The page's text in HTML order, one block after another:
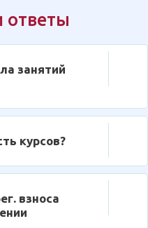
ответы
занятий
курсов?
взноса